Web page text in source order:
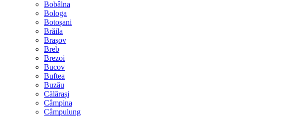
Bobâlna
Bologa
Botoșani
Brăila
Brașov
Breb
Brezoi
Bucov
Buftea
Buzău
Călărași
Câmpina
Câmpulung